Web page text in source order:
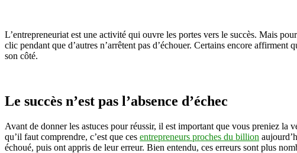
L’entrepreneuriat est une activité qui ouvre les portes vers le succès. Mais
clic pendant que d’autres n’arrêtent pas d’échouer. Certains encore
son côté.
Le succès n’est pas l’absence d’échec
Avant de donner les astuces pour réussir, il est important que vous preniez la
qu’il faut comprendre, c’est que ces entrepreneurs proches du billion
échoué, puis ont appris de leur erreur. Bien entendu, ces erreurs sont plus